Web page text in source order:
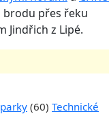
brodu přes řeku
Jindřich z Lipé.
(60) Technické